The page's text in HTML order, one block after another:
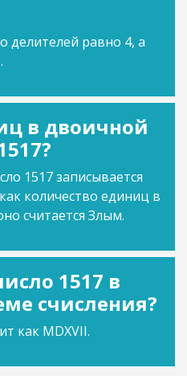
делителей равно 4, а
в двоичной
1517 записывается
количество единиц в
считается Злым.
1517 в
счисления?
как MDXVII.